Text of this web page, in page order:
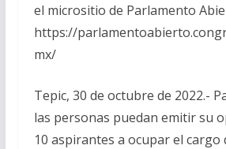
el micrositio de Parlamento
https://
mx/
Tepic, 30 de octubre de 2022.-
las personas puedan emitir su
10 aspirantes a ocupar el cargo